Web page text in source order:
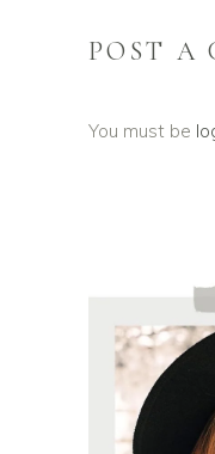
POST A
You must be